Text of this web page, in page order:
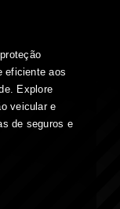
eficiente aos
Explore
veicular e
de seguros e